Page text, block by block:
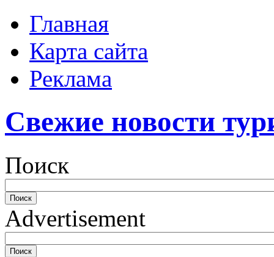
Главная
Карта сайта
Реклама
Свежие новости
Поиск
Advertisement